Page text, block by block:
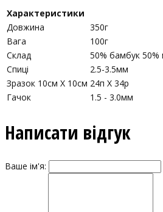
Характеристики
Довжина
350г
Вага
100г
Склад
50% бамбук
Спиці
2.5-3.5мм
Зразок 10см Х 10см 24п Х 34р
Гачок
1.5 - 3.0мм
Написати відгук
Ваше ім'я: